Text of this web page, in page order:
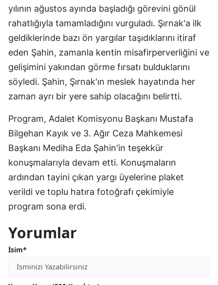
yılının ağustos ayında başladığı görevini gönül
rahatlığıyla tamamladığını vurguladı. Şırnak'a ilk
geldiklerinde bazı ön yargılar taşıdıklarını itiraf
eden Şahin, zamanla kentin misafirperverliğini ve
gelişimini yakından görme fırsatı bulduklarını
söyledi. Şahin, Şırnak'ın meslek hayatında her
zaman ayrı bir yere sahip olacağını belirtti.
Program, Adalet Komisyonu Başkanı Mustafa
Bilgehan Kayık ve 3. Ağır Ceza Mahkemesi
Başkanı Mediha Eda Şahin'in teşekkür
konuşmalarıyla devam etti. Konuşmaların
ardından tayini çıkan yargı üyelerine plaket
verildi ve toplu hatıra fotoğrafı çekimiyle
program sona erdi.
Yorumlar
İsim*